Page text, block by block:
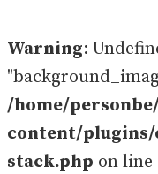
Warning:
/home/
content/
stack.php on line